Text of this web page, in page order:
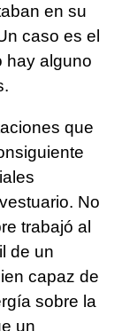
en su
caso es el
hay alguno
que
No
trabajó al
de un
capaz de
sobre la
un